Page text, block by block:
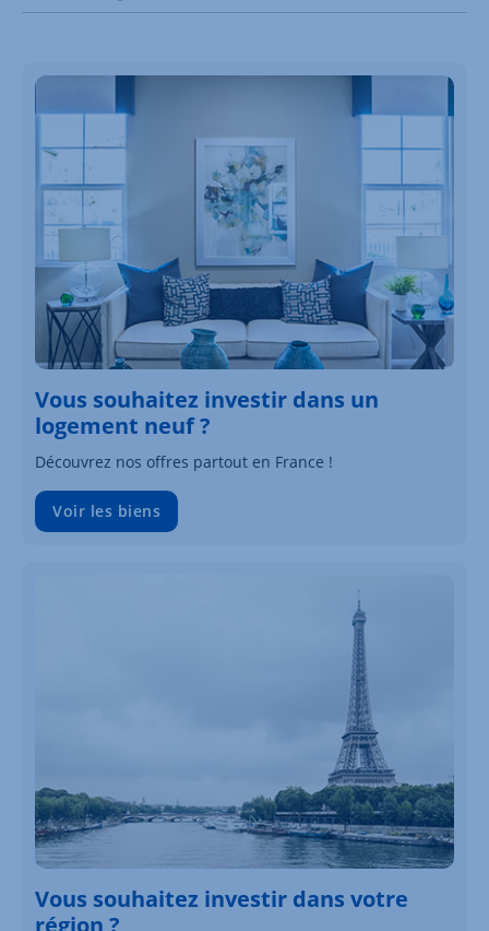
Vous souhaitez investir dans un
logement neuf ?
Découvrez nos offres partout en France !
Voir les biens
Vous souhaitez investir dans votre
région ?